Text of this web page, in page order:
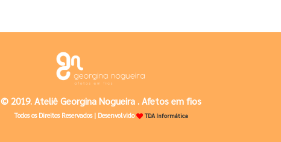
© 2019. Ateliê Georgina Nogueira . Afetos em fios
Todos os Direitos Reservados | Desenvolvido TDA Informática